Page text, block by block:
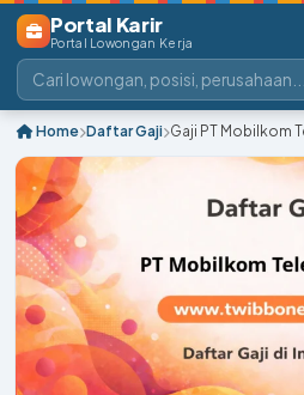
Portal Karir
Portal Lowongan Kerja
Home Daftar Gaji Gaji PT Mobilkom